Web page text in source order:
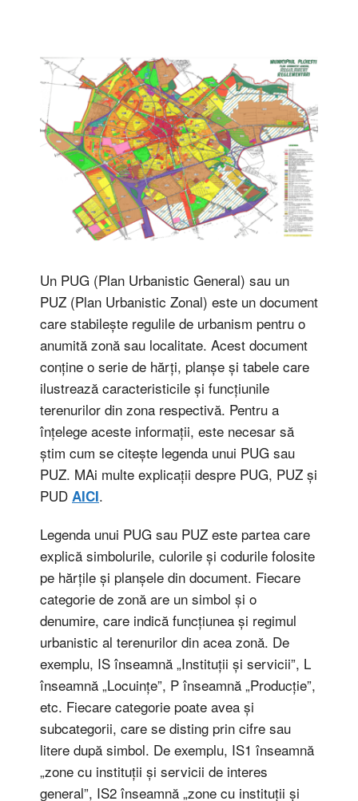
Un PUG (Plan Urbanistic General) sau un
PUZ (Plan Urbanistic Zonal) este un document
care stabilește regulile de urbanism pentru o
anumită zonă sau localitate. Acest document
conține o serie de hărți, planșe și tabele care
ilustrează caracteristicile și funcțiunile
terenurilor din zona respectivă. Pentru a
înțelege aceste informații, este necesar să
știm cum se citește legenda unui PUG sau
PUZ. MAi multe explicații despre PUG, PUZ și
PUD AICI.
Legenda unui PUG sau PUZ este partea care
explică simbolurile, culorile și codurile folosite
pe hărțile și planșele din document. Fiecare
categorie de zonă are un simbol și o
denumire, care indică funcțiunea și regimul
urbanistic al terenurilor din acea zonă. De
exemplu, IS înseamnă „Instituții și servicii”, L
înseamnă „Locuințe”, P înseamnă „Producție”,
etc. Fiecare categorie poate avea și
subcategorii, care se disting prin cifre sau
litere după simbol. De exemplu, IS1 înseamnă
„zone cu instituții și servicii de interes
general”, IS2 înseamnă „zone cu instituții și